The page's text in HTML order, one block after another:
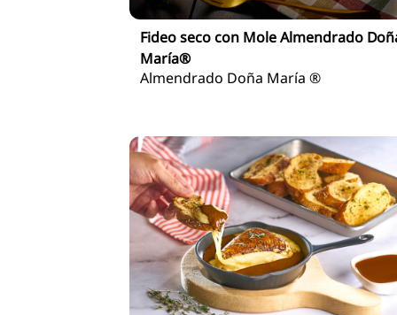
Fideo seco con Mole Almendrado
María®
Almendrado Doña María ®